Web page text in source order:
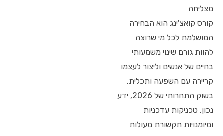
מצליחה
קורס קואצ'ינג הוא הבחירה
המושלמת לכל מי שרוצה
להוות גורם שינוי משמעותי
בחיים של אנשים וליצור לעצמו
קריירה עם השפעה ותכלית.
בשוק התחרותי של 2026, ידע
נכון, טכניקות עדכניות
ומיומנויות תקשורת מעולות